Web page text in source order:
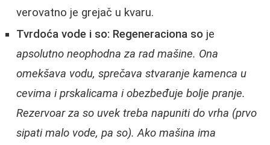
verovatno je grejač u kvaru.
Tvrdoća vode i so: Regeneraciona so je
apsolutno neophodna za rad mašine. Ona
omekšava vodu, sprečava stvaranje kamenca u
cevima i prskalicama i obezbeđuje bolje pranje.
Rezervoar za so uvek treba napuniti do vrha (prvo
sipati malo vode, pa so). Ako mašina ima